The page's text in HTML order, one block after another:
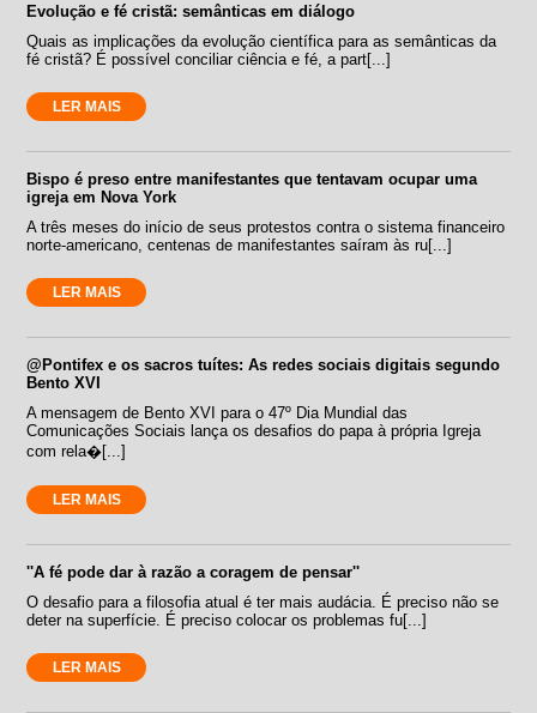
Evolução e fé cristã: semânticas em diálogo
Quais as implicações da evolução científica para as semânticas da
fé cristã? É possível conciliar ciência e fé, a part[...]
LER MAIS
Bispo é preso entre manifestantes que tentavam ocupar uma
igreja em Nova York
A três meses do início de seus protestos contra o sistema financeiro
norte-americano, centenas de manifestantes saíram às ru[...]
LER MAIS
@Pontifex e os sacros tuítes: As redes sociais digitais segundo
Bento XVI
A mensagem de Bento XVI para o 47º Dia Mundial das
Comunicações Sociais lança os desafios do papa à própria Igreja
com rela�[...]
LER MAIS
''A fé pode dar à razão a coragem de pensar''
O desafio para a filosofia atual é ter mais audácia. É preciso não se
deter na superfície. É preciso colocar os problemas fu[...]
LER MAIS